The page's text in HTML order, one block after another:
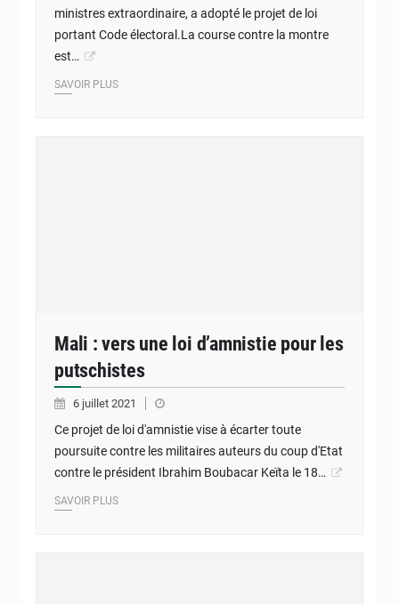
ministres extraordinaire, a adopté le projet de loi
portant Code électoral.La course contre la montre
est…
SAVOIR PLUS
Mali : vers une loi d’amnistie pour les
putschistes
6 juillet 2021
Ce projet de loi d'amnistie vise à écarter toute
poursuite contre les militaires auteurs du coup d'Etat
contre le président Ibrahim Boubacar Keïta le 18…
SAVOIR PLUS